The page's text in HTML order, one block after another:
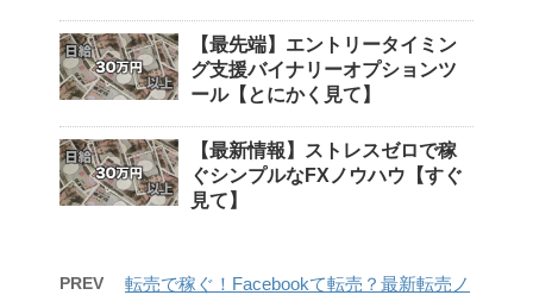
【最先端】エントリータイミン
グ支援バイナリーオプションツ
ール【とにかく見て】
【最新情報】ストレスゼロで稼
ぐシンプルなFXノウハウ【すぐ
見て】
PREV
転売で稼ぐ！Facebookて転売？最新転売ノ